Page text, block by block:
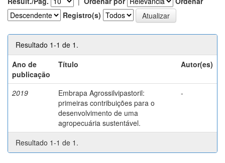
Registro(s)
Resultado 1-1 de 1.
Ano de
publicação
Título Autor(es)
2019
Embrapa Agrossilvipastoril:
primeiras contribuições para o
desenvolvimento de uma
agropecuária sustentável.
-
Resultado 1-1 de 1.